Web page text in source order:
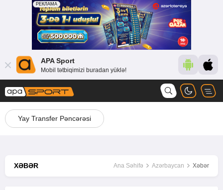
APA Sport
Mobil tətbiqimizi buradan yüklə!
Yay Transfer Pəncərəsi
XƏBƏR Ana Səhifə Azərbaycan Xəbər